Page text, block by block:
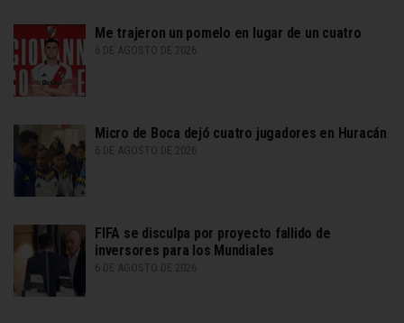
Me trajeron un pomelo en lugar de un cuatro
6 DE AGOSTO DE 2026
Micro de Boca dejó cuatro jugadores en Huracán
6 DE AGOSTO DE 2026
FIFA se disculpa por proyecto fallido de
inversores para los Mundiales
6 DE AGOSTO DE 2026